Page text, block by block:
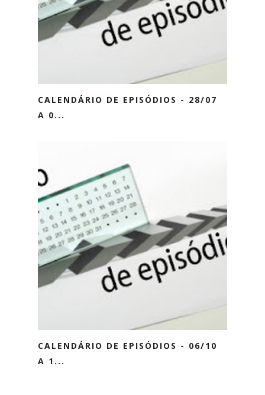
CALENDÁRIO DE EPISÓDIOS - 28/07
A 0...
CALENDÁRIO DE EPISÓDIOS - 06/10
A 1...